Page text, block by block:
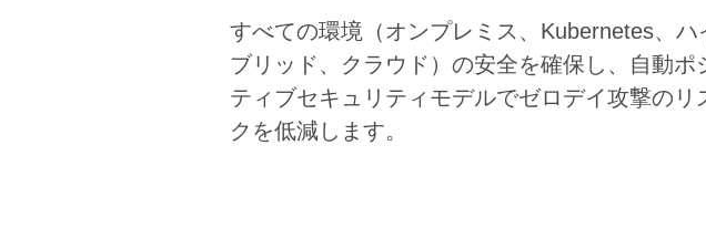
すべての環境（オンプレミス、Kubernetes、ハ
ブリッド、クラウド）の安全を確保し、自動ポ
ティブセキュリティモデルでゼロデイ攻撃のリ
クを低減します。